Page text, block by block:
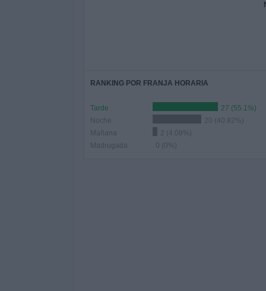
RANKING POR FRANJA HORARIA
Tarde
27 (55.1%)
Noche
20 (40.82%)
Mañana
2 (4.08%)
Madrugada
0 (0%)